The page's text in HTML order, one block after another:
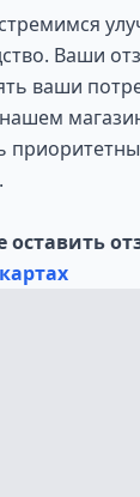
Ваши
ваши